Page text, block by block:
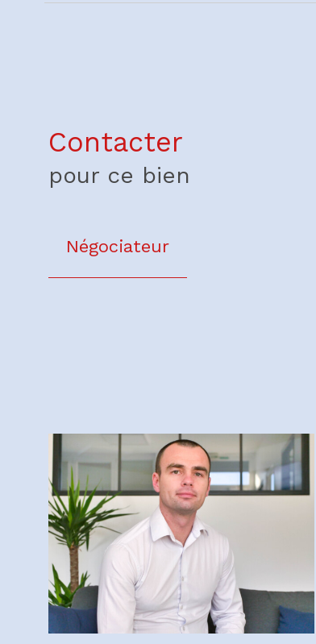
Contacter
pour ce bien
Négociateur